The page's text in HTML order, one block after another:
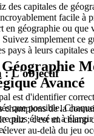
des capitales de
facile à
en géographie ou
simplement ce
pays à leurs capitales
: L'objectif
est d'identifier
que possible.
plus élevé et à élargir
Avancé
champions de la
quiz ; c'est un champ
au-delà du jeu